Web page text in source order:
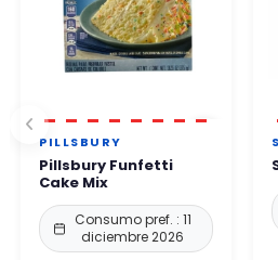
PILLSBURY
Pillsbury Funfetti
Cake Mix
Consumo pref. : 11
diciembre 2026